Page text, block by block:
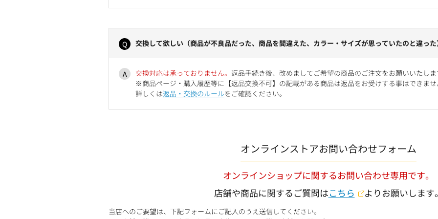
交換して欲しい（商品が不良品だった、商品を間違えた、カラー・サイズが思っていたのと違った
交換対応は承っておりません。 返品手続き後、改めましてご希望の商品のご注文をお願いいたしま
※商品ページ・購入履歴等に【返品交換不可】の記載がある商品は返品をお受けする事はできませ
詳しくは返品・交換のルールをご確認ください。
オンラインストアお問い合わせフォーム
オンラインショップに関するお問い合わせ専用です。
店舗や商品に関するご質問はこちら よりお願いします。
当店へのご要望は、下記フォームにご記入のうえ送信してください。